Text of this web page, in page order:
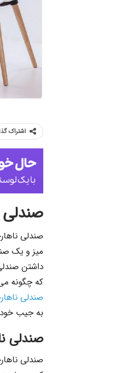
اشتراک
صندلی
میز و یک
داشتن
که چگونه می
صندلی
به جیب خود
صندلی
صندلی